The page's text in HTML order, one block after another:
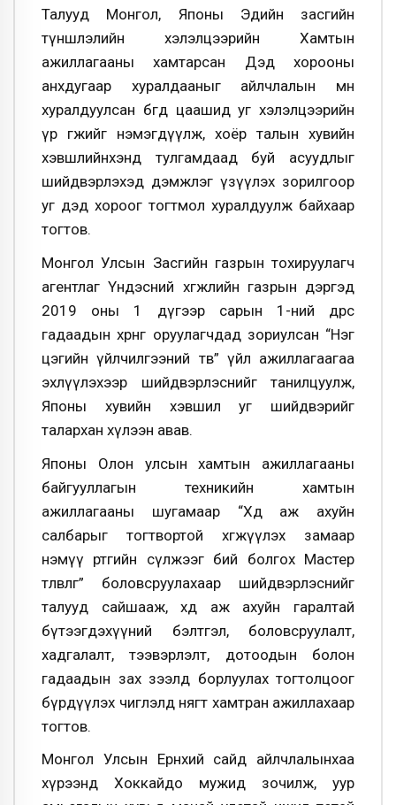
Талууд Монгол, Японы Эдийн засгийн
түншлэлийн хэлэлцээрийн Хамтын
ажиллагааны хамтарсан Дэд хорооны
анхдугаар хуралдааныг айлчлалын өмнө
хуралдуулсан бөгөөд цаашид уг хэлэлцээрийн
үр өгөөжийг нэмэгдүүлж, хоёр талын хувийн
хэвшлийнхэнд тулгамдаад буй асуудлыг
шийдвэрлэхэд дэмжлэг үзүүлэх зорилгоор
уг дэд хороог тогтмол хуралдуулж байхаар
тогтов.
Монгол Улсын Засгийн газрын тохируулагч
агентлаг Үндэсний хөгжлийн газрын дэргэд
2019 оны 1 дүгээр сарын 1-ний өдрөөс
гадаадын хөрөнгө оруулагчдад зориулсан “Нэг
цэгийн үйлчилгээний төв” үйл ажиллагаагаа
эхлүүлэхээр шийдвэрлэснийг танилцуулж,
Японы хувийн хэвшил уг шийдвэрийг
талархан хүлээн авав.
Японы Олон улсын хамтын ажиллагааны
байгууллагын техникийн хамтын
ажиллагааны шугамаар “Хөдөө аж ахуйн
салбарыг тогтвортой хөгжүүлэх замаар
нэмүү өртгийн сүлжээг бий болгох Мастер
төлөвлөгөө” боловсруулахаар шийдвэрлэснийг
талууд сайшааж, хөдөө аж ахуйн гаралтай
бүтээгдэхүүний бэлтгэл, боловсруулалт,
хадгалалт, тээвэрлэлт, дотоодын болон
гадаадын зах зээлд борлуулах тогтолцоог
бүрдүүлэх чиглэлд нягт хамтран ажиллахаар
тогтов.
Монгол Улсын Ерөнхий сайд айлчлалынхаа
хүрээнд Хоккайдо мужид зочилж, уур